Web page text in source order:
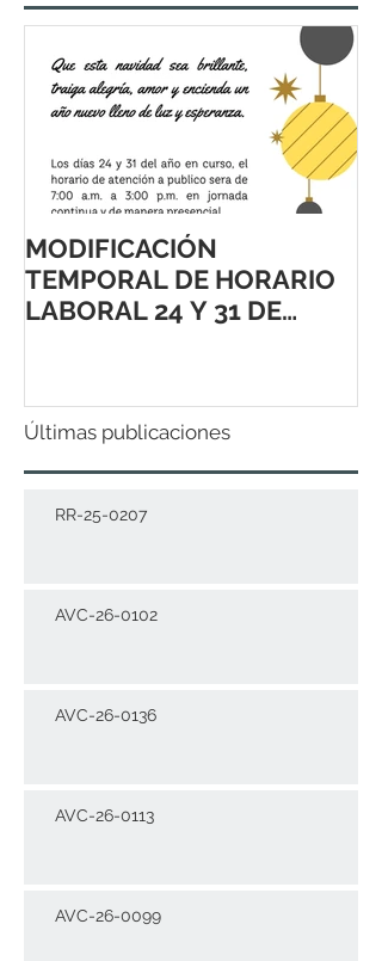
MODIFICACIÓN
TEMPORAL DE HORARIO
LABORAL 24 Y 31 DE
Últimas publicaciones
RR-25-0207
AVC-26-0102
AVC-26-0136
AVC-26-0113
AVC-26-0099